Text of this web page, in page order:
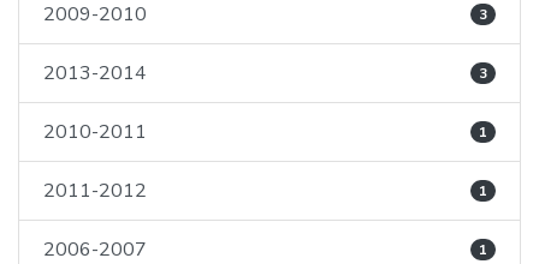
2009-2010 3
2013-2014 3
2010-2011 1
2011-2012 1
2006-2007 1